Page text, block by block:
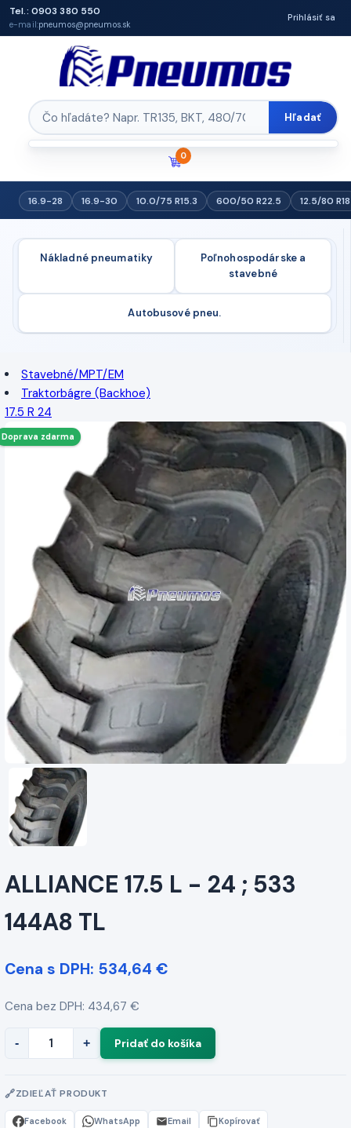
Tel.: 0903 380 550
e-mail:pneumos@pneumos.sk
Prihlásiť sa
Hľadať
0
16.9-28 16.9-30 10.0/75 R15.3 600/50 R22.5 12.5/80 R18
Nákladné pneumatiky
Poľnohospodárske a
stavebné
Autobusové pneu.
Stavebné/MPT/EM
Traktorbágre (Backhoe)
17.5 R 24
Doprava zdarma
ALLIANCE 17.5 L - 24 ; 533
144A8 TL
Cena s DPH: 534,64 €
Cena bez DPH: 434,67 €
- +
ZDIEĽAŤ PRODUKT
Facebook WhatsApp Email Kopírovať